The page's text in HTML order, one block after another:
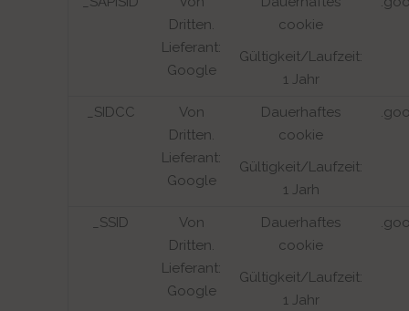
Dritten.
Lieferant:
Google
cookie
Gültigkeit/Laufzeit:
1 Jahr
_SIDCC
Von
Dritten.
Lieferant:
Google
Dauerhaftes
cookie
Gültigkeit/Laufzeit:
1 Jarh
_SSID
Von
Dritten.
Lieferant:
Google
Dauerhaftes
cookie
Gültigkeit/Laufzeit:
1 Jahr